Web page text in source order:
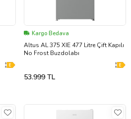
Kargo Bedava
Altus AL 375 XIE 477 Litre Çift Kapılı
No Frost Buzdolabı
53.999 TL